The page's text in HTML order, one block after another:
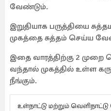
வேண்டும்.
இறுதியாக பருத்தியை
முகத்தை சுத்தம் செய்ய
இதை வாரத்திற்கு 2 முறை
வந்தால் முகத்தில் உள்ள
நீங்கும்.
உள்நாட்டு மற்றும்